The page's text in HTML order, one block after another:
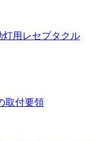
用レセプタクル
取付要領